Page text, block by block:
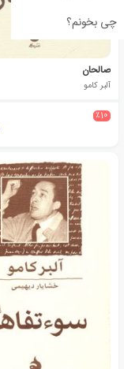
چی بخونم؟
صالحان
آلبر کامو
٪10